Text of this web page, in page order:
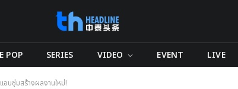
POP SERIES VIDEO EVENT LIVE
อบซุ่มสร้างผลงานใหม่!